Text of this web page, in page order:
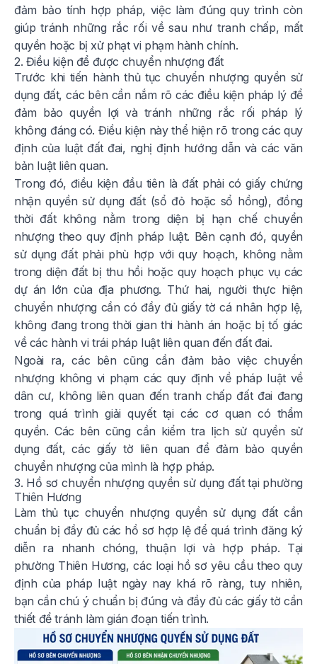
đảm bảo tính hợp pháp, việc làm đúng quy trình còn
giúp tránh những rắc rối về sau như tranh chấp, mất
quyền hoặc bị xử phạt vi phạm hành chính.
2. Điều kiện để được chuyển nhượng đất
Trước khi tiến hành thủ tục chuyển nhượng quyền sử
dụng đất, các bên cần nắm rõ các điều kiện pháp lý để
đảm bảo quyền lợi và tránh những rắc rối pháp lý
không đáng có. Điều kiện này thể hiện rõ trong các quy
định của luật đất đai, nghị định hướng dẫn và các văn
bản luật liên quan.
Trong đó, điều kiện đầu tiên là đất phải có giấy chứng
nhận quyền sử dụng đất (sổ đỏ hoặc sổ hồng), đồng
thời đất không nằm trong diện bị hạn chế chuyển
nhượng theo quy định pháp luật. Bên cạnh đó, quyền
sử dụng đất phải phù hợp với quy hoạch, không nằm
trong diện đất bị thu hồi hoặc quy hoạch phục vụ các
dự án lớn của địa phương. Thứ hai, người thực hiện
chuyển nhượng cần có đầy đủ giấy tờ cá nhân hợp lệ,
không đang trong thời gian thi hành án hoặc bị tố giác
về các hành vi trái pháp luật liên quan đến đất đai.
Ngoài ra, các bên cũng cần đảm bảo việc chuyển
nhượng không vi phạm các quy định về pháp luật về
dân cư, không liên quan đến tranh chấp đất đai đang
trong quá trình giải quyết tại các cơ quan có thẩm
quyền. Các bên cũng cần kiểm tra lịch sử quyền sử
dụng đất, các giấy tờ liên quan để đảm bảo quyền
chuyển nhượng của mình là hợp pháp.
3. Hồ sơ chuyển nhượng quyền sử dụng đất tại phường
Thiên Hương
Làm thủ tục chuyển nhượng quyền sử dụng đất cần
chuẩn bị đầy đủ các hồ sơ hợp lệ để quá trình đăng ký
diễn ra nhanh chóng, thuận lợi và hợp pháp. Tại
phường Thiên Hương, các loại hồ sơ yêu cầu theo quy
định của pháp luật ngày nay khá rõ ràng, tuy nhiên,
bạn cần chú ý chuẩn bị đúng và đầy đủ các giấy tờ cần
thiết để tránh làm gián đoạn tiến trình.